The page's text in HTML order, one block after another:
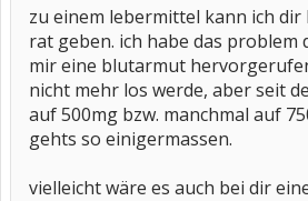
zu einem lebermittel kann ich dir
rat geben. ich habe das problem
mir eine blutarmut
nicht mehr los werde, aber seit
auf 500mg bzw. manchmal auf
gehts so einigermassen.
vielleicht wäre es auch bei dir